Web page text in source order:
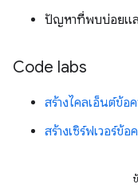
ปัญหาที่พบบ่อยแล
Code labs
สร้างไคลเอ็นต์ข้อ
สร้างเซิร์ฟเวอร์ข้อ